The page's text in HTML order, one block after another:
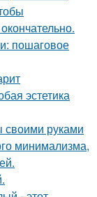
пошаговое
эстетика
своими руками
минимализма,